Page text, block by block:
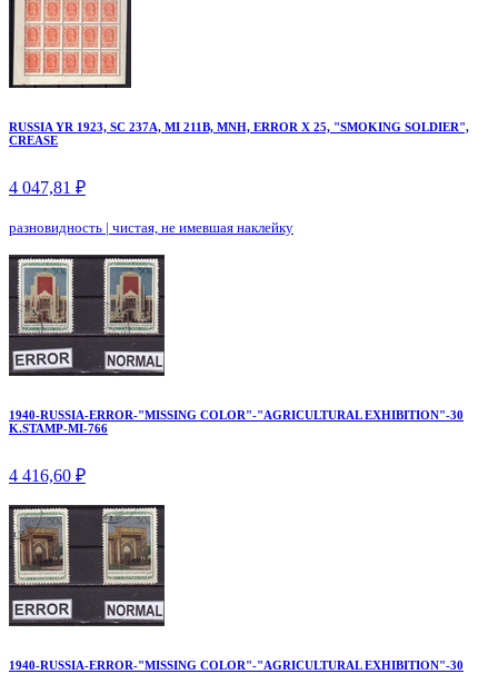
RUSSIA YR 1923, SC 237A, MI 211B, MNH, ERROR X 25, "SMOKING SOLDIER",
CREASE
4 047,81 ₽
разновидность | чистая, не имевшая наклейку
1940-RUSSIA-ERROR-"MISSING COLOR"-"AGRICULTURAL EXHIBITION"-30
K.STAMP-MI-766
4 416,60 ₽
1940-RUSSIA-ERROR-"MISSING COLOR"-"AGRICULTURAL EXHIBITION"-30